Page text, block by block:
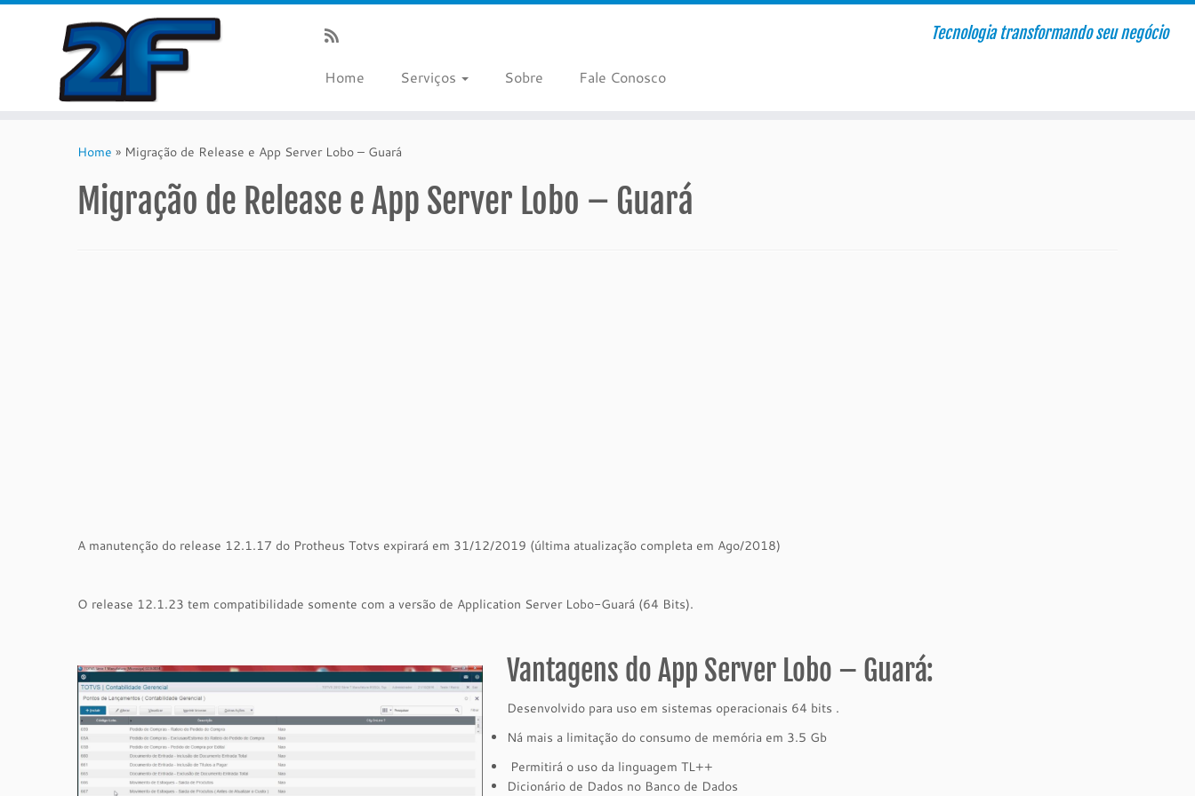
Tecnologia transformando seu negócio
Home Serviços Sobre Fale Conosco
Home » Migração de Release e App Server Lobo – Guará
Migração de Release e App Server Lobo – Guará
A manutenção do release 12.1.17 do Protheus Totvs expirará em 31/12/2019 (última atualização completa em Ago/2018)
O release 12.1.23 tem compatibilidade somente com a versão de Application Server Lobo-Guará (64 Bits).
Vantagens do App Server Lobo – Guará:
Desenvolvido para uso em sistemas operacionais 64 bits .
Ná mais a limitação do consumo de memória em 3.5 Gb
Permitirá o uso da linguagem TL++
Dicionário de Dados no Banco de Dados